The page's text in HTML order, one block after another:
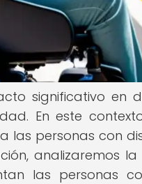
significativo en
En este
las personas con
analizaremos
las personas